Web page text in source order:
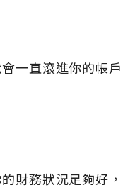
一直滾進你的帳戶
財務狀況足夠好，